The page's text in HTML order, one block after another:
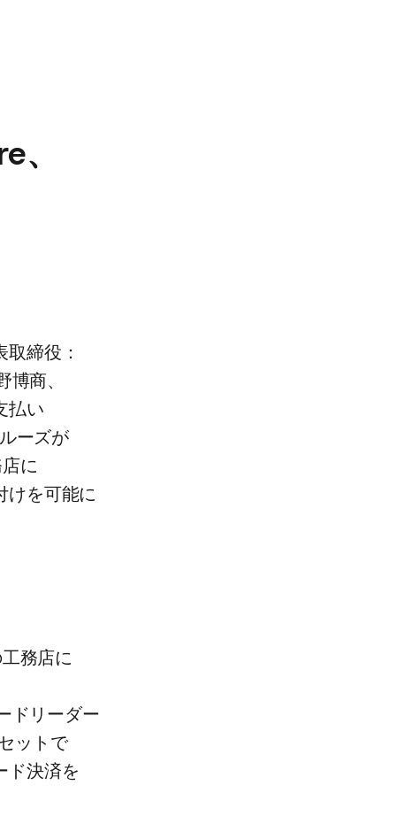
、​
締役：
商、​
払い​
ーズが​
に​
けを​可能に​
務店に​
ドリーダー​
ットで​
ド決済を​